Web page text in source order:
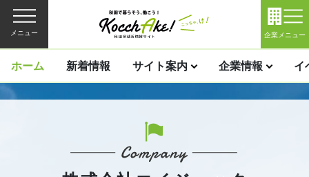
メニュー 企業メニュー
ホーム 新着情報 サイト案内 企業情報 イ